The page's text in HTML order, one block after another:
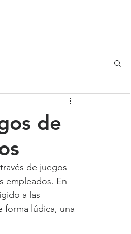
de
de juegos
empleados. En
a las
forma lúdica, una